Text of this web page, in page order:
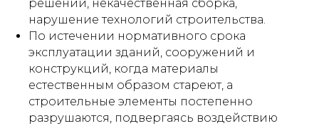
решений, некачественная сборка,
нарушение технологий строительства.
По истечении нормативного срока
эксплуатации зданий, сооружений и
конструкций, когда материалы
естественным образом стареют, а
строительные элементы постепенно
разрушаются, подвергаясь воздействию